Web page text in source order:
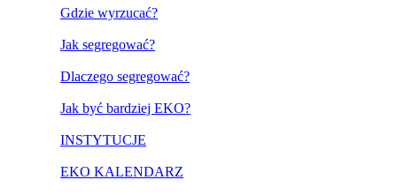
Gdzie wyrzucać?
Jak segregować?
Dlaczego segregować?
Jak być bardziej EKO?
INSTYTUCJE
EKO KALENDARZ